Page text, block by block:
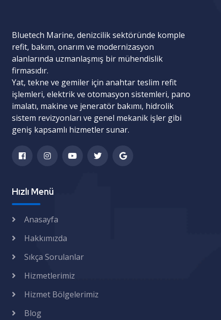
Bluetech Marine, denizcilik sektöründe komple
refit, bakım, onarım ve modernizasyon
alanlarında uzmanlaşmış bir mühendislik
firmasıdır.
Yat, tekne ve gemiler için anahtar teslim refit
işlemleri, elektrik ve otomasyon sistemleri, pano
imalatı, makine ve jeneratör bakımı, hidrolik
sistem revizyonları ve genel mekanik işler gibi
geniş kapsamlı hizmetler sunar.
Hızlı Menü
Anasayfa
Hakkımızda
Sıkça Sorulanlar
Hizmetlerimiz
Hizmet Bölgelerimiz
Blog